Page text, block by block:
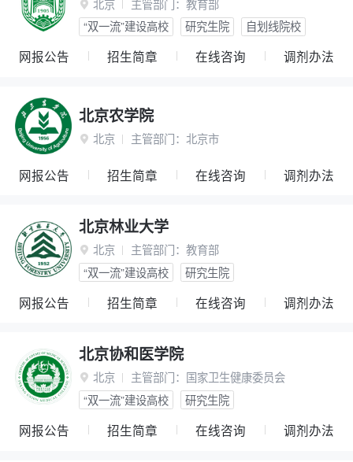
 北京 主管部门： 教育部
“双一流”建设高校
研究生院 自划线院校
网报公告 招生简章 在线咨询 调剂办法
北京农学院
 北京 主管部门： 北京市
网报公告 招生简章 在线咨询 调剂办法
北京林业大学
 北京 主管部门： 教育部
“双一流”建设高校
研究生院
网报公告 招生简章 在线咨询 调剂办法
北京协和医学院
 北京 主管部门： 国家卫生健康委员会
“双一流”建设高校
研究生院
网报公告 招生简章 在线咨询 调剂办法